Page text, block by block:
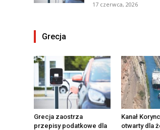
17 czerwca, 2026
Grecja
Grecja zaostrza
przepisy podatkowe dla
Kanał
otwarty dla